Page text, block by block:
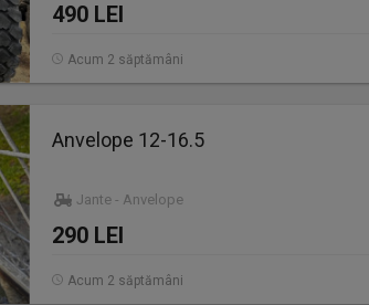
490 LEI
Acum 2 săptămâni
Anvelope 12-16.5
Jante - Anvelope
290 LEI
Acum 2 săptămâni